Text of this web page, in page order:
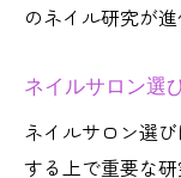
響
トレン
法
のネイル研究が進
ネイルサロン選
ネイルサロン選
する上で重要な